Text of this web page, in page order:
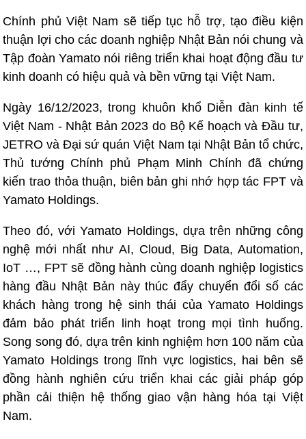
Chính phủ Việt Nam sẽ tiếp tục hỗ trợ, tạo điều kiện
thuận lợi cho các doanh nghiệp Nhật Bản nói chung và
Tập đoàn Yamato nói riêng triển khai hoạt động đầu tư
kinh doanh có hiệu quả và bền vững tại Việt Nam.
Ngày 16/12/2023, trong khuôn khổ Diễn đàn kinh tế
Việt Nam - Nhật Bản 2023 do Bộ Kế hoạch và Đầu tư,
JETRO và Đại sứ quán Việt Nam tại Nhật Bản tổ chức,
Thủ tướng Chính phủ Phạm Minh Chính đã chứng
kiến trao thỏa thuận, biên bản ghi nhớ hợp tác FPT và
Yamato Holdings.
Theo đó, với Yamato Holdings, dựa trên những công
nghệ mới nhất như AI, Cloud, Big Data, Automation,
IoT …, FPT sẽ đồng hành cùng doanh nghiệp logistics
hàng đầu Nhật Bản này thúc đẩy chuyển đổi số các
khách hàng trong hệ sinh thái của Yamato Holdings
đảm bảo phát triển linh hoạt trong mọi tình huống.
Song song đó, dựa trên kinh nghiệm hơn 100 năm của
Yamato Holdings trong lĩnh vực logistics, hai bên sẽ
đồng hành nghiên cứu triển khai các giải pháp góp
phần cải thiện hệ thống giao vận hàng hóa tại Việt
Nam.